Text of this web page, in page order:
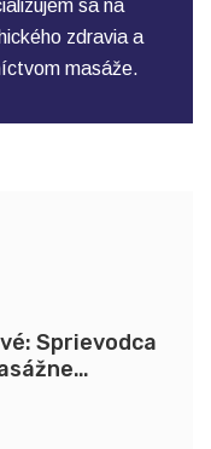
sa na
zdravia a
masáže.
Sprievodca